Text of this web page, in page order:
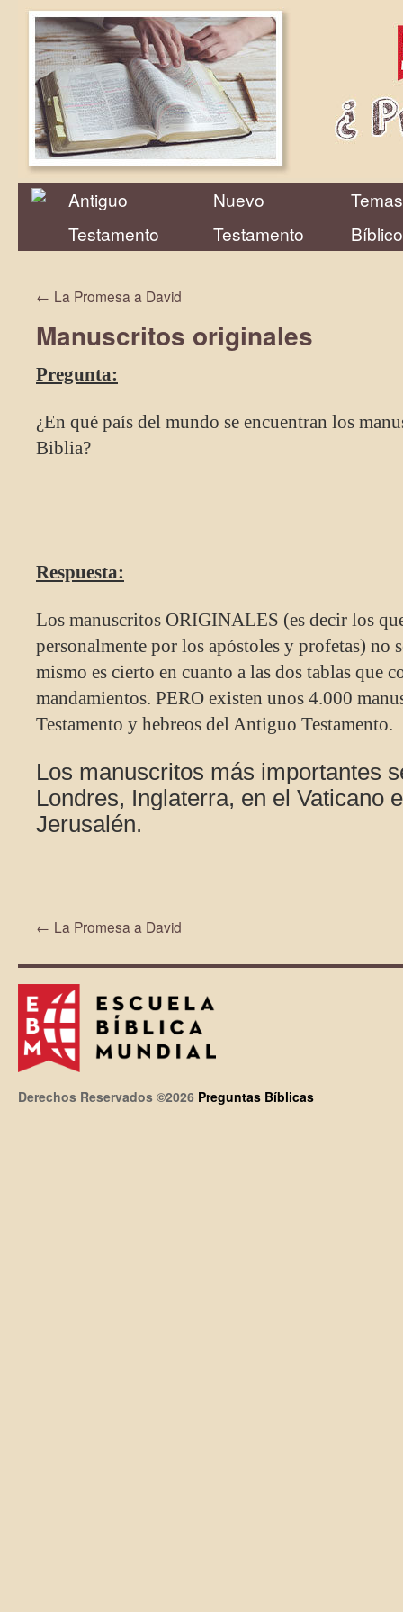
Antiguo
Testamento
Nuevo
Testamento
Temas
← La Promesa a David
Manuscritos originales
Pregunta:
¿En qué país del mundo se encuentran los
Biblia?
Respuesta:
Los manuscritos ORIGINALES (es decir los
personalmente por los apóstoles y profetas) no
mismo es cierto en cuanto a las dos tablas que
mandamientos. PERO existen unos 4.000
Testamento y hebreos del Antiguo Testamento.
Los manuscritos más importantes
Londres, Inglaterra, en el Vaticano
Jerusalén.
← La Promesa a David
Derechos Reservados ©2026 Preguntas Bíblicas